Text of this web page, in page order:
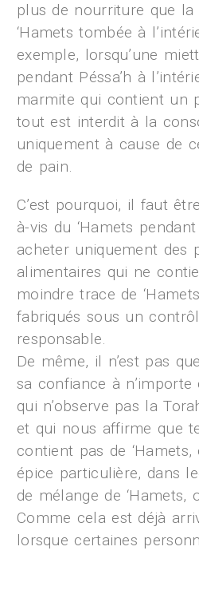
plus de nourriture que la
‘Hamets tombée à
exemple, lorsqu’une
pendant Péssa’h à
marmite qui contient un
tout est interdit à la
uniquement à cause de
de pain.
C’est pourquoi, il faut
à-vis du ‘Hamets pendant
acheter uniquement des
alimentaires qui ne
moindre trace de
fabriqués sous un
responsable.
De même, il n’est pas
sa confiance à n’importe
qui n’observe pas la
et qui nous affirme que
contient pas de
épice particulière, dans
de mélange de ‘Hamets,
Comme cela est déjà
lorsque certaines